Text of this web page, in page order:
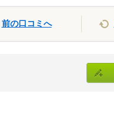
前の口コミへ